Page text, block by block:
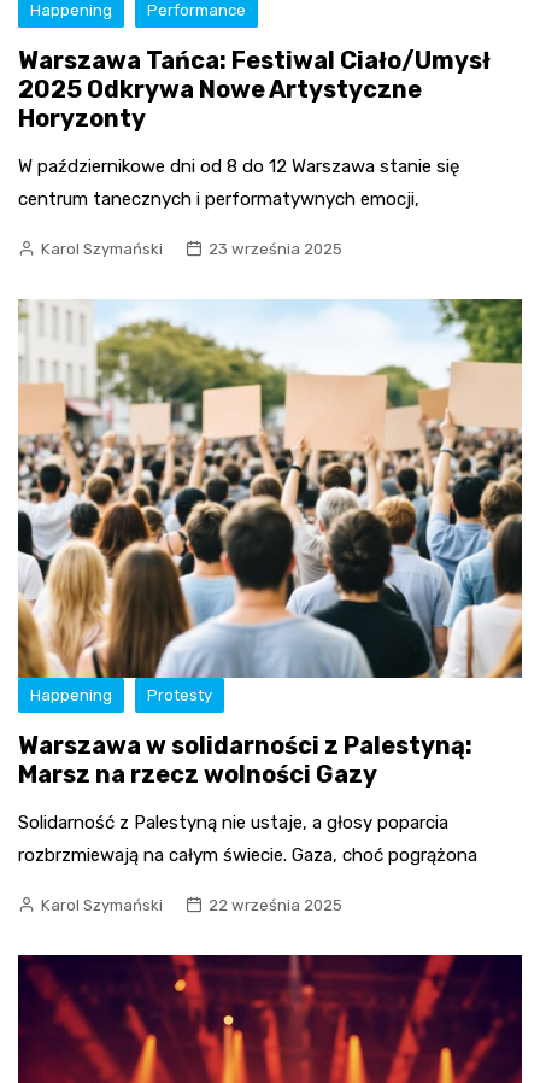
Happening Performance
Warszawa Tańca: Festiwal Ciało/Umysł
2025 Odkrywa Nowe Artystyczne
Horyzonty
W październikowe dni od 8 do 12 Warszawa stanie się
centrum tanecznych i performatywnych emocji,
Karol Szymański 23 września 2025
Happening Protesty
Warszawa w solidarności z Palestyną:
Marsz na rzecz wolności Gazy
Solidarność z Palestyną nie ustaje, a głosy poparcia
rozbrzmiewają na całym świecie. Gaza, choć pogrążona
Karol Szymański 22 września 2025